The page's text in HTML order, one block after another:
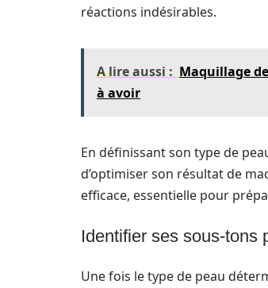
réactions indésirables.
A lire aussi : Maquillage
à avoir
En définissant son type de
d’optimiser son résultat de
efficace, essentielle pour
Identifier ses sous-tons
Une fois le type de peau